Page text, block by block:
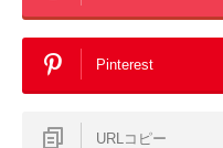
Pinterest
URLコピー